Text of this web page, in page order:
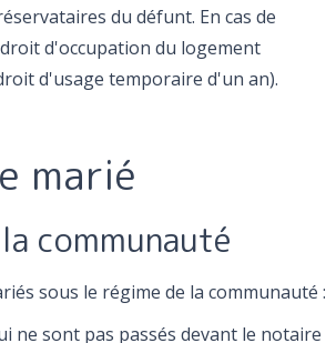
du défunt. En cas de
d'occupation du logement
d'usage temporaire d'un an).
marié
communauté
sous le régime de la communauté :
ne sont pas passés devant le notaire